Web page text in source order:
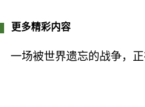
更多精彩内容
一场被世界遗忘的战争，